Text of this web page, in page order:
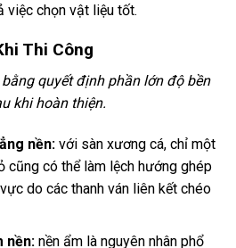
việc chọn vật liệu tốt.
Thi Công
quyết định phần lớn độ bền
khi hoàn thiện.
nền:với sàn xương cá, chỉ một
cũng có thể làm lệch hướng ghép
do các thanh ván liên kết chéo
nền:nền ẩm là nguyên nhân phổ